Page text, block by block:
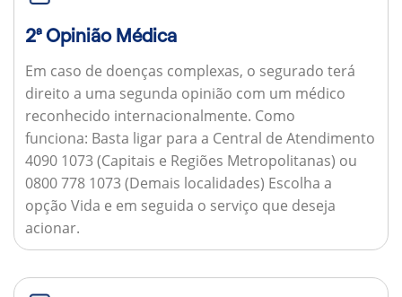
2ª Opinião Médica
Em caso de doenças complexas, o segurado terá
direito a uma segunda opinião com um médico
reconhecido internacionalmente. Como
funciona: Basta ligar para a Central de Atendimento
4090 1073 (Capitais e Regiões Metropolitanas) ou
0800 778 1073 (Demais localidades) Escolha a
opção Vida e em seguida o serviço que deseja
acionar.